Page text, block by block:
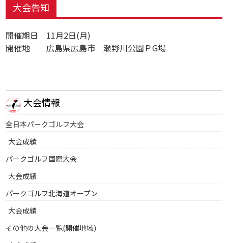
大会情報
全日本パークゴルフ大会
大会成績
パークゴルフ国際大会
大会成績
パークゴルフ北海道オープン
大会成績
その他の大会一覧(開催地域)
大会告知
開催期日 11月2日(月)
開催地 広島県広島市 瀬野川公園ＰG場